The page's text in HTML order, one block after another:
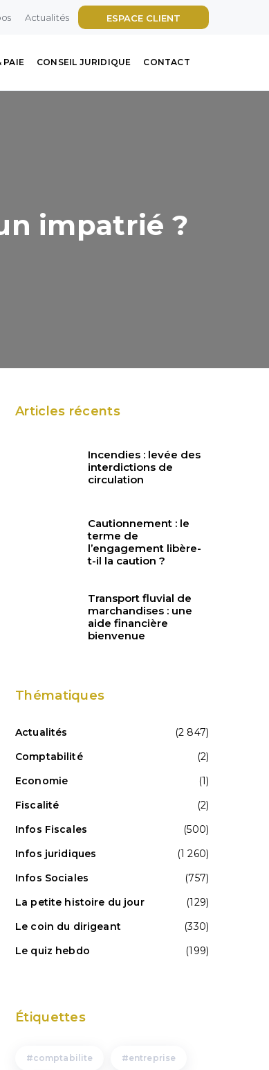
ESPACE CLIENT
Actualités
PAIE CONSEIL JURIDIQUE CONTACT
impatrié ?
Articles récents
Incendies : levée des
interdictions de
circulation
Cautionnement : le
terme de
l’engagement libère-
t-il la caution ?
Transport fluvial de
marchandises : une
aide financière
bienvenue
Thématiques
Actualités
(2 847)
Comptabilité
(2)
Economie
(1)
Fiscalité
(2)
Infos Fiscales
(500)
Infos juridiques
(1 260)
Infos Sociales
(757)
La petite histoire du jour
(129)
Le coin du dirigeant
(330)
Le quiz hebdo
(199)
Étiquettes
comptabilite entreprise